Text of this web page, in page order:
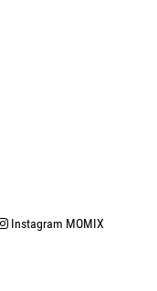
Instagram MOMIX